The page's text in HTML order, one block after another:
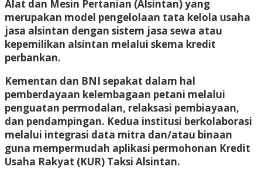
Alat dan Mesin Pertanian (Alsintan) yang
merupakan model pengelolaan tata kelola usaha
jasa alsintan dengan sistem jasa sewa atau
kepemilikan alsintan melalui skema kredit
perbankan.
Kementan dan BNI sepakat dalam hal
pemberdayaan kelembagaan petani melalui
penguatan permodalan, relaksasi pembiayaan,
dan pendampingan. Kedua institusi berkolaborasi
melalui integrasi data mitra dan/atau binaan
guna mempermudah aplikasi permohonan Kredit
Usaha Rakyat (KUR) Taksi Alsintan.